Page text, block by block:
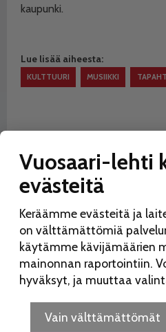
kaupunki.
Lue lisää aiheesta:
KULTTUURI MUSIIKKI
Vuosaari-lehti
evästeitä
Keräämme evästeitä ja
on välttämättömiä
käytämme kävijämäärien
mainonnan raportointiin.
hyväksyt, ja muuttaa
Vain välttämättömät